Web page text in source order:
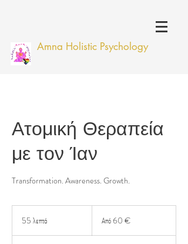
Amna Holistic Psychology
Ατομική Θεραπεία
με τον Ίαν
Transformation. Awareness. Growth.
55 λεπτά
ευρώΑπό 60 €